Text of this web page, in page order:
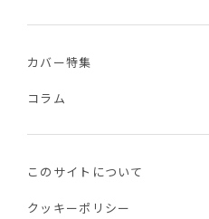
カバー特集
コラム
このサイトについて
クッキーポリシー